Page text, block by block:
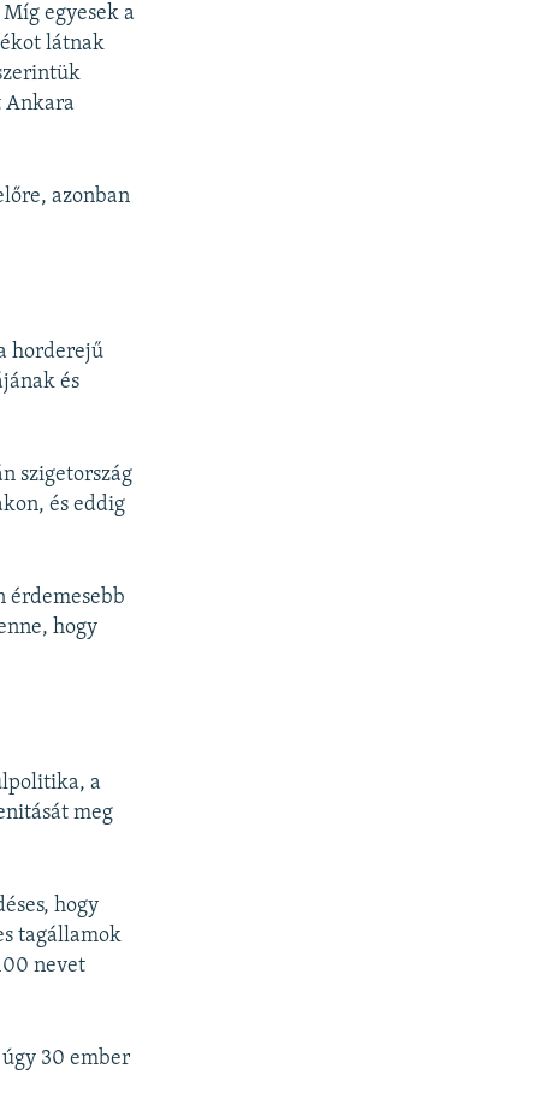
egyesek a
látnak
Ankara
azonban
horderejű
és
szigetország
és eddig
érdemesebb
hogy
a
meg
hogy
tagállamok
nevet
30 ember